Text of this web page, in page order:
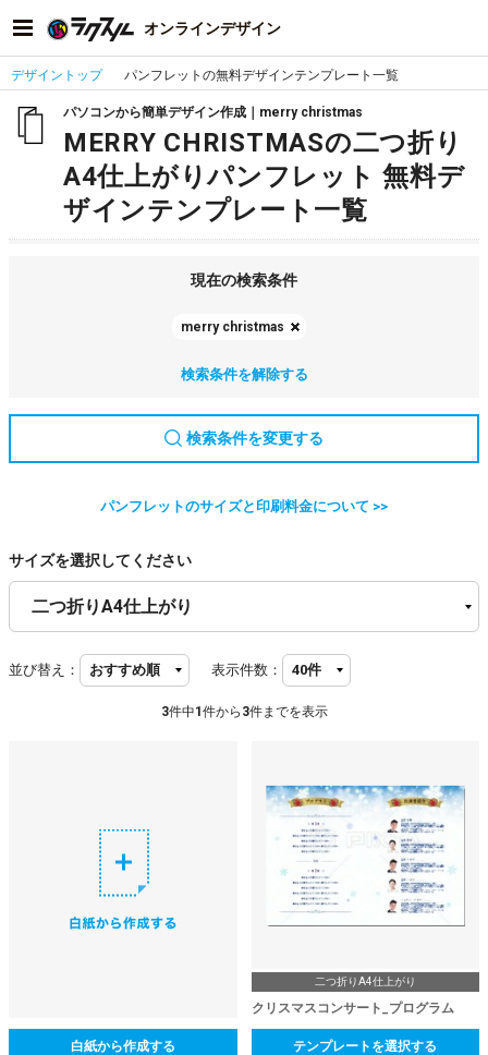
オンラインデザイン
デザイントップ パンフレットの無料デザインテンプレート一覧
パソコンから簡単デザイン作成｜merry christmas
MERRY CHRISTMASの二つ折り
A4仕上がりパンフレット 無料デ
ザインテンプレート一覧
現在の検索条件
merry christmas
検索条件を解除する
検索条件を変更する
パンフレットのサイズと印刷料金について >>
サイズを選択してください
並び替え： 表示件数：
3件中1 件から 3件までを表示
白紙から作成する
二つ折りA4仕上がり
クリスマスコンサート_プログラム
テンプレートを選択する